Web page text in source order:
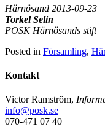
Härnösand 2013-09-23
Torkel Selin
POSK Härnösands stift
Posted in Församling,
Kontakt
Victor Ramström,
info@posk.se
070-471 07 40